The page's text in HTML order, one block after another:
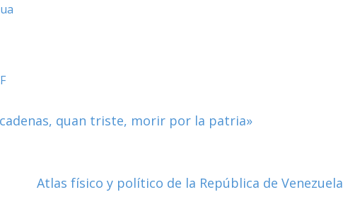
quan triste, morir por la patria»
Atlas físico y político de la República de Venezuela